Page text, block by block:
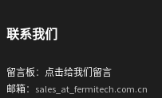
联系我们
留言板 ： 点击给我们留言
邮箱：sales_at_fermitech.com.cn